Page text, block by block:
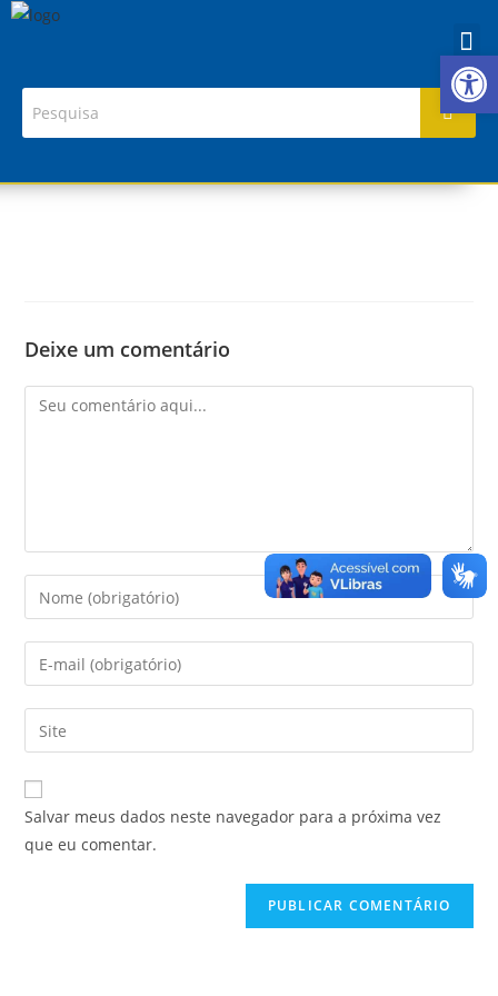
Deixe um comentário
Salvar meus dados neste navegador para a próxima vez
que eu comentar.